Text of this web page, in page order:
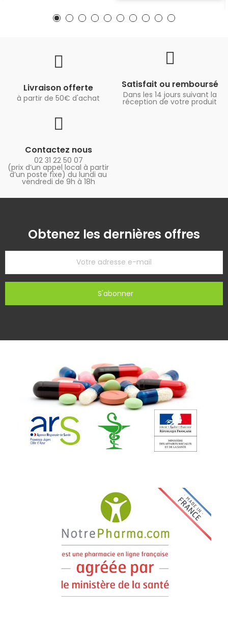
Livraison offerte
à partir de 50€ d'achat
Satisfait ou remboursé
Dans les 14 jours suivant la
réception de votre produit
Contactez nous
02 31 22 50 07
(prix d’un appel local à partir
d’un poste fixe) du lundi au
vendredi de 9h à 18h
Obtenez les dernières offres
S'abonner